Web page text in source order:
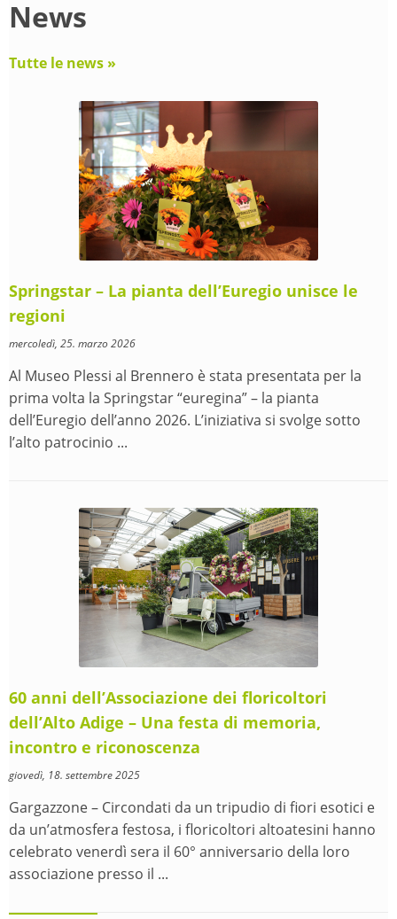
News
Tutte le news »
Springstar – La pianta dell’Euregio unisce le
regioni
mercoledì, 25. marzo 2026
Al Museo Plessi al Brennero è stata presentata per la
prima volta la Springstar “euregina” – la pianta
dell’Euregio dell’anno 2026. L’iniziativa si svolge sotto
l’alto patrocinio ...
60 anni dell’Associazione dei floricoltori
dell’Alto Adige – Una festa di memoria,
incontro e riconoscenza
giovedì, 18. settembre 2025
Gargazzone – Circondati da un tripudio di fiori esotici e
da un’atmosfera festosa, i floricoltori altoatesini hanno
celebrato venerdì sera il 60° anniversario della loro
associazione presso il ...